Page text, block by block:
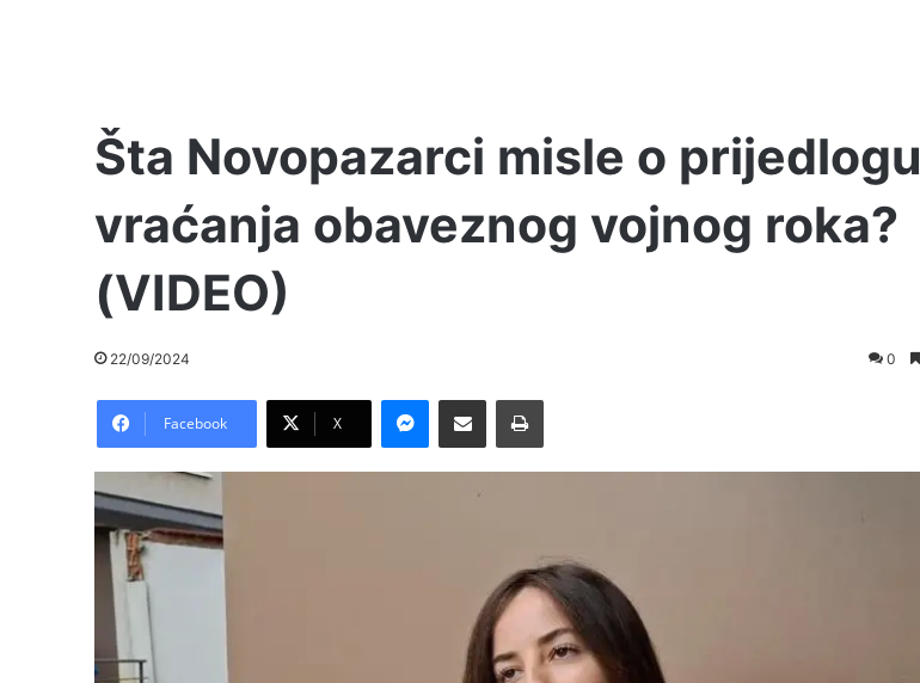
Šta Novopazarci misle o prijedlogu
vraćanja obaveznog vojnog roka?
(VIDEO)
22/09/2024 0
Facebook X
Messenger
Pošalji preko E-Maila Printaj